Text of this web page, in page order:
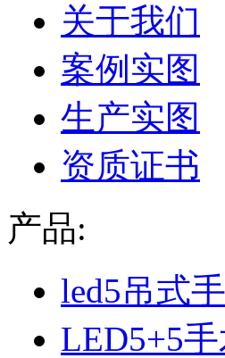
关于我们
案例实图
生产实图
资质证书
产品:
led5吊式
LED5+5